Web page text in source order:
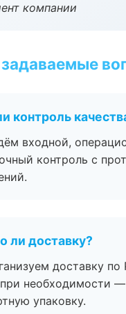
компании
контроль
входной,
контроль с
ли доставку?
доставку по
необходимости —
упаковку.